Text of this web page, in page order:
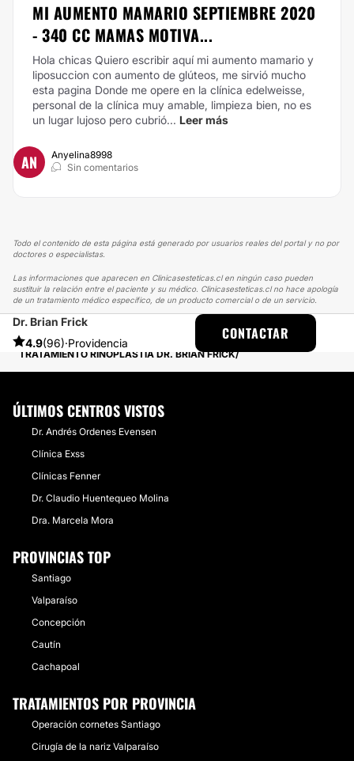
MI AUMENTO MAMARIO SEPTIEMBRE 2020
- 340 CC MAMAS MOTIVA...
Hola chicas Quiero escribir aquí mi aumento mamario y
liposuccion con aumento de glúteos, me sirvió mucho
esta pagina Donde me opere en la clínica edelweisse,
personal de la clínica muy amable, limpieza bien, no es
un lugar lujoso pero cubrió... Leer más
AN
Anyelina8998
Sin comentarios
Todo el contenido de esta página está generado por usuarios reales del portal y no por
doctores o especialistas.
Las informaciones que aparecen en Clinicasesteticas.cl en ningún caso pueden
sustituir la relación entre el paciente y su médico. Clinicasesteticas.cl no hace apología
de un tratamiento médico específico, de un producto comercial o de un servicio.
Dr. Brian Frick
4.9(96)·Providencia
CONTACTAR
CLINICASESTETICAS
EXPERIENCIAS SOBRE RINOPLASTÍA
TRATAMIENTO RINOPLASTIA DR. BRIAN FRICK
ÚLTIMOS CENTROS VISTOS
Dr. Andrés Ordenes Evensen
Clínica Exss
Clínicas Fenner
Dr. Claudio Huentequeo Molina
Dra. Marcela Mora
PROVINCIAS TOP
Santiago
Valparaíso
Concepción
Cautín
Cachapoal
TRATAMIENTOS POR PROVINCIA
Operación cornetes Santiago
Cirugía de la nariz Valparaíso